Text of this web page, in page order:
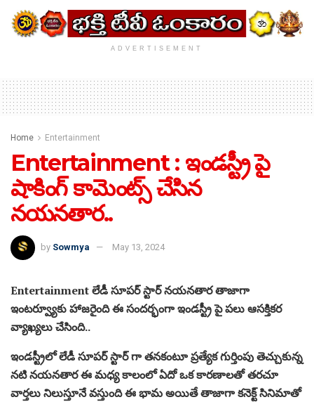
ADVERTISEMENT
Home Entertainment
Entertainment : ఇండస్ట్రీ పై
షాకింగ్ కామెంట్స్ చేసిన
నయనతార..
by Sowmya May 13, 2024
Entertainment లేడీ సూపర్ స్టార్ నయనతార తాజాగా
ఇంటర్వ్యూకు హాజరైంది ఈ సందర్భంగా ఇండస్ట్రీ పై పలు ఆసక్తికర
వ్యాఖ్యలు చేసింది..
ఇండస్ట్రీలో లేడీ సూపర్ స్టార్ గా తనకంటూ ప్రత్యేక గుర్తింపు తెచ్చుకున్న
నటి నయనతార ఈ మధ్య కాలంలో ఏదో ఒక కారణాలతో తరచూ
వార్తలు నిలుస్తూనే వస్తుంది ఈ భామ అయితే తాజాగా కనెక్ట్ సినిమాతో